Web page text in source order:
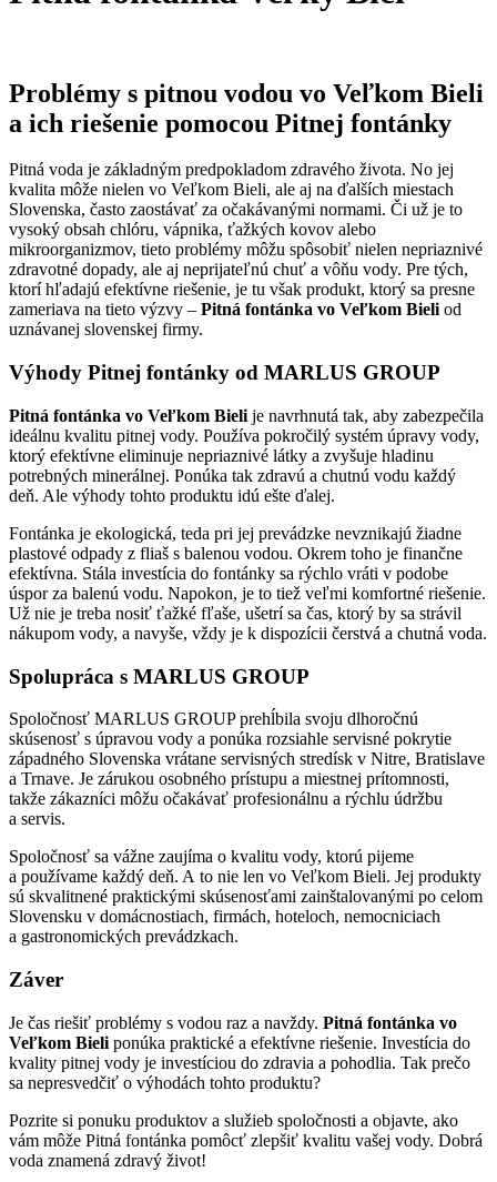
Problémy s pitnou vodou vo Veľkom Bieli
a ich riešenie pomocou Pitnej fontánky
Pitná voda je základným predpokladom zdravého života. No jej
kvalita môže nielen vo Veľkom Bieli, ale aj na ďalších miestach
Slovenska, často zaostávať za očakávanými normami. Či už je to
vysoký obsah chlóru, vápnika, ťažkých kovov alebo
mikroorganizmov, tieto problémy môžu spôsobiť nielen nepriaznivé
zdravotné dopady, ale aj neprijateľnú chuť a vôňu vody. Pre tých,
ktorí hľadajú efektívne riešenie, je tu však produkt, ktorý sa presne
zameriava na tieto výzvy – Pitná fontánka vo Veľkom Bieliod
uznávanej slovenskej firmy.
Výhody Pitnej fontánky od MARLUS GROUP
Pitná fontánka vo Veľkom Bieli je navrhnutá tak, aby zabezpečila
ideálnu kvalitu pitnej vody. Používa pokročilý systém úpravy vody,
ktorý efektívne eliminuje nepriaznivé látky a zvyšuje hladinu
potrebných minerálnej. Ponúka tak zdravú a chutnú vodu každý
deň. Ale výhody tohto produktu idú ešte ďalej.
Fontánka je ekologická, teda pri jej prevádzke nevznikajú žiadne
plastové odpady z fliaš s balenou vodou. Okrem toho je finančne
efektívna. Stála investícia do fontánky sa rýchlo vráti v podobe
úspor za balenú vodu. Napokon, je to tiež veľmi komfortné riešenie.
Už nie je treba nosiť ťažké fľaše, ušetrí sa čas, ktorý by sa strávil
nákupom vody, a navyše, vždy je k dispozícii čerstvá a chutná voda.
Spolupráca s MARLUS GROUP
Spoločnosť MARLUS GROUP prehĺbila svoju dlhoročnú
skúsenosť s úpravou vody a ponúka rozsiahle servisné pokrytie
západného Slovenska vrátane servisných stredísk v Nitre, Bratislave
a Trnave. Je zárukou osobného prístupu a miestnej prítomnosti,
takže zákazníci môžu očakávať profesionálnu a rýchlu údržbu
a servis.
Spoločnosť sa vážne zaujíma o kvalitu vody, ktorú pijeme
a používame každý deň. A to nie len vo Veľkom Bieli. Jej produkty
sú skvalitnené praktickými skúsenosťami zainštalovanými po celom
Slovensku v domácnostiach, firmách, hoteloch, nemocniciach
a gastronomických prevádzkach.
Záver
Je čas riešiť problémy s vodou raz a navždy. Pitná fontánka vo
Veľkom Bieli ponúka praktické a efektívne riešenie. Investícia do
kvality pitnej vody je investíciou do zdravia a pohodlia. Tak prečo
sa nepresvedčiť o výhodách tohto produktu?
Pozrite si ponuku produktov a služieb spoločnosti a objavte, ako
vám môže Pitná fontánka pomôcť zlepšiť kvalitu vašej vody. Dobrá
voda znamená zdravý život!